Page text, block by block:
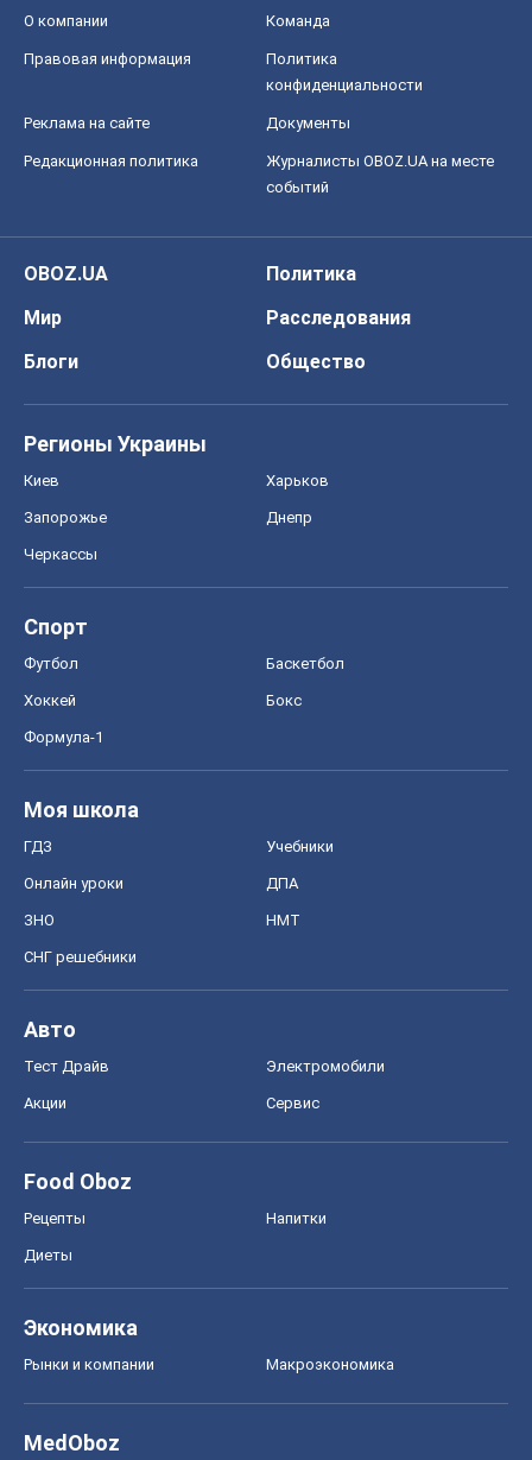
О компании Команда
Правовая информация
Политика
конфиденциальности
Реклама на сайте Документы
Редакционная политика
Журналисты OBOZ.UA на месте
событий
OBOZ.UA
Политика
Мир
Расследования
Блоги
Общество
Регионы Украины
Киев Харьков
Запорожье Днепр
Черкассы
Спорт
Футбол Баскетбол
Хоккей Бокс
Формула-1
Моя школа
ГДЗ Учебники
Онлайн уроки ДПА
ЗНО НМТ
СНГ решебники
Авто
Тест Драйв Электромобили
Акции Сервис
Food Oboz
Рецепты Напитки
Диеты
Экономика
Рынки и компании Mакроэкономика
MedOboz